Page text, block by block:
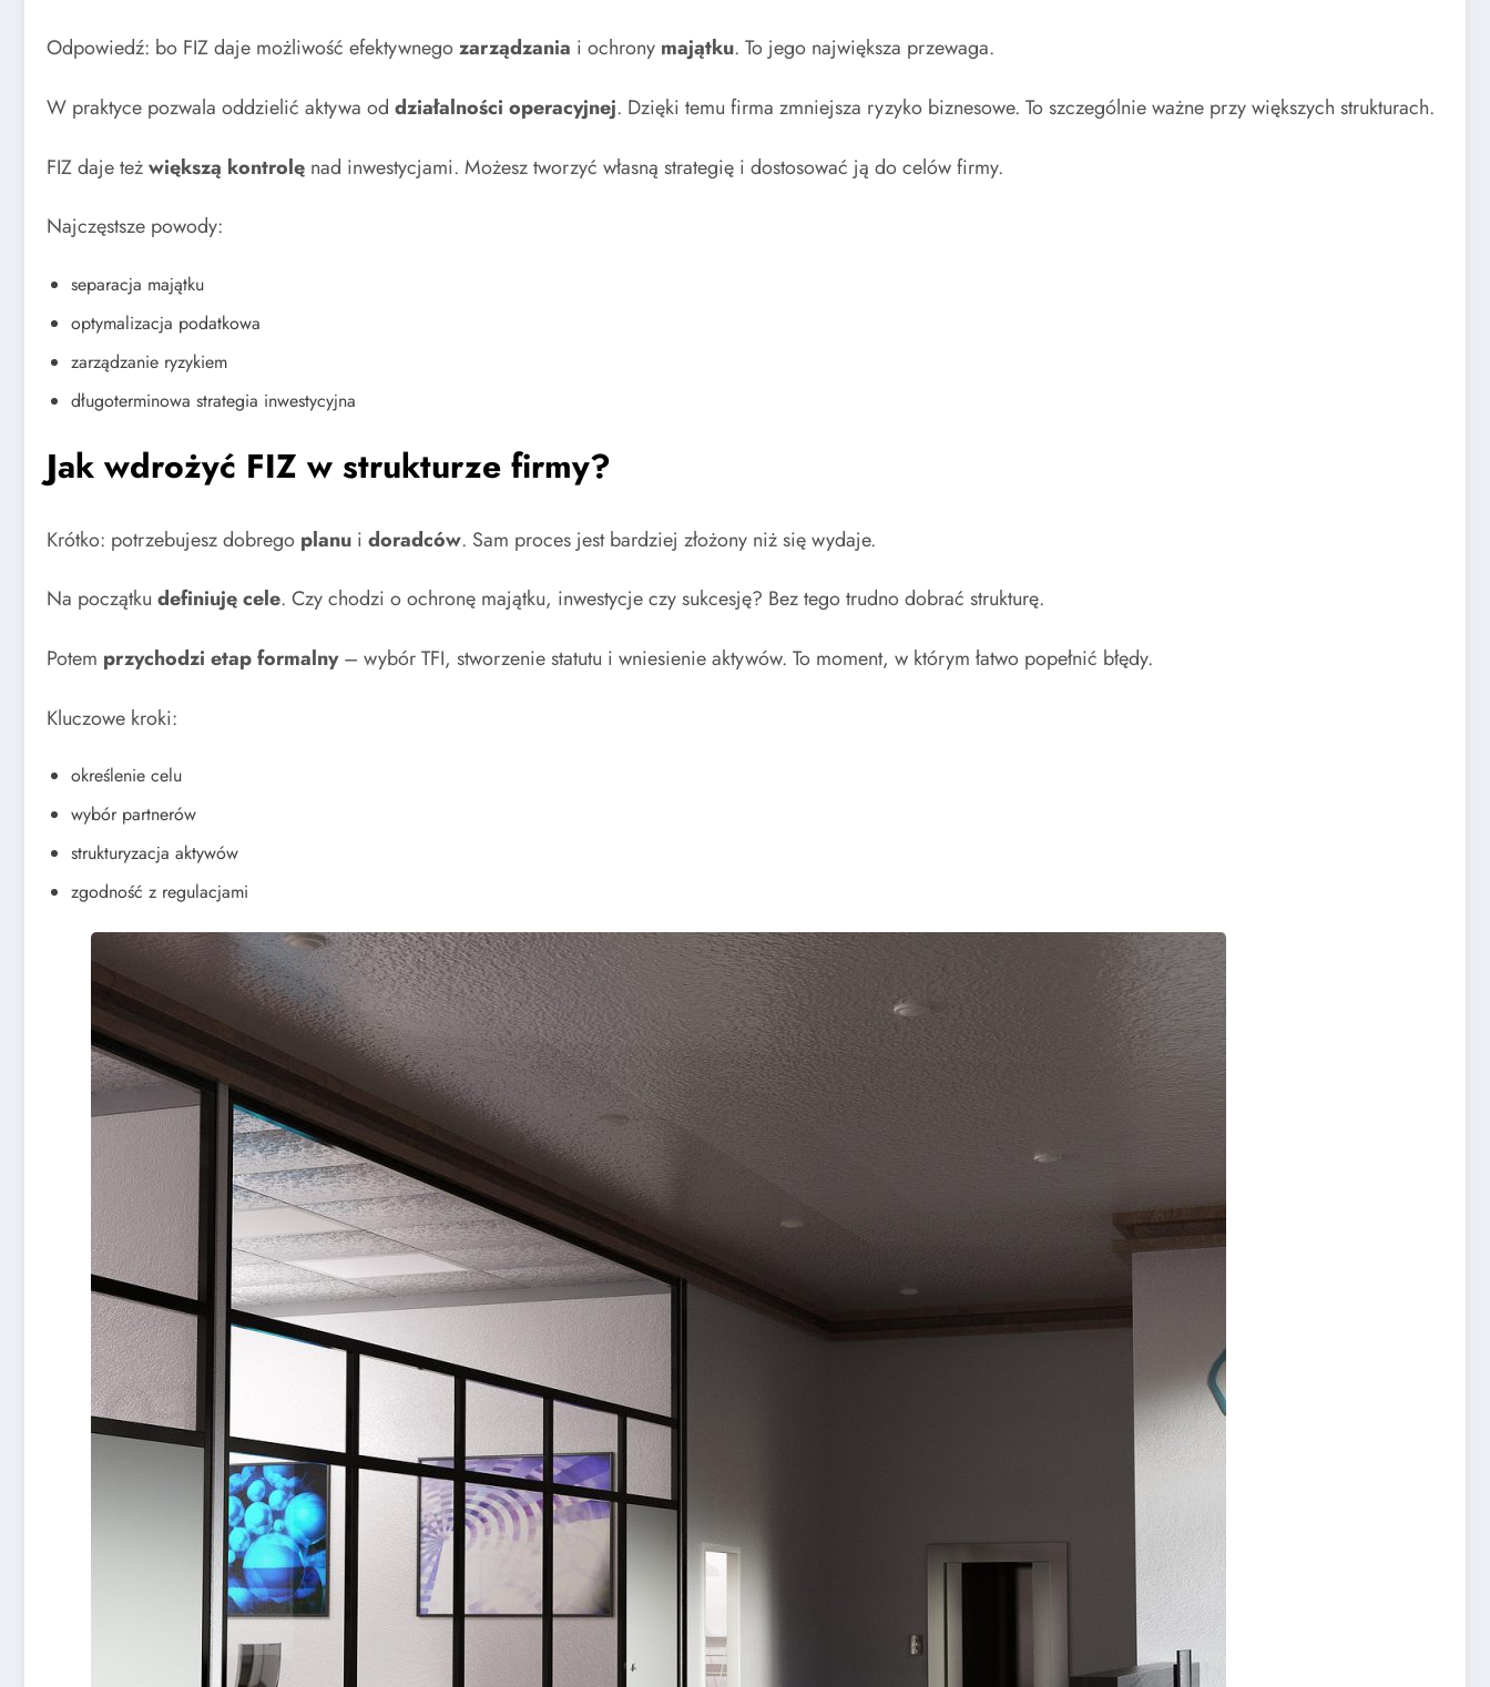
Odpowiedź: bo FIZ daje możliwość efektywnegozarządzania i ochrony majątku. To jego największa przewaga.
W praktyce pozwala oddzielić aktywa od działalności operacyjnej. Dzięki temu firma zmniejsza ryzyko biznesowe. To szczególnie ważne przy większych strukturach.
FIZ daje teżwiększą kontrolę nad inwestycjami. Możesz tworzyć własną strategię i dostosować ją do celów firmy.
Najczęstsze powody:
separacja majątku
optymalizacja podatkowa
zarządzanie ryzykiem
długoterminowa strategia inwestycyjna
Jak wdrożyć FIZ w strukturze firmy?
Krótko: potrzebujesz dobrego planu i doradców. Sam proces jest bardziej złożony niż się wydaje.
Na początku definiuję cele. Czy chodzi o ochronę majątku, inwestycje czy sukcesję? Bez tego trudno dobrać strukturę.
Potem przychodzi etap formalny– wybór TFI, stworzenie statutu i wniesienie aktywów. To moment, w którym łatwo popełnić błędy.
Kluczowe kroki:
określenie celu
wybór partnerów
strukturyzacja aktywów
zgodność z regulacjami